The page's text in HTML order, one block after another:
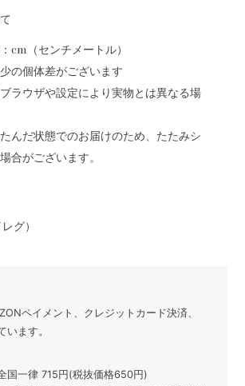
cm（センチメートル）
の個体差がございます
ラウザや設定により実物とは異なる場
んだ状態でのお届けのため、たたみシ
合がございます。
グ）
ペイメント、クレジットカード決済、
います。
国一律 715円(税抜価格650円)